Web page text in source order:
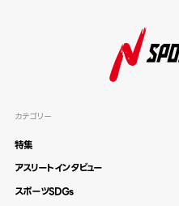
カテゴリー
特集
アスリートインタビュー
スポーツSDGs